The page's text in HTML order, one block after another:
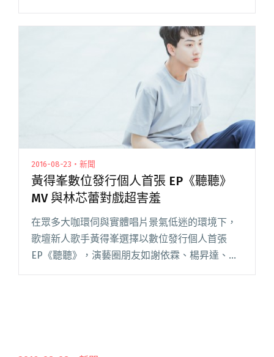
提，沒想到曾昱嘉竟爽快地一口答應，讓黃得峯
感動至極，閱讀全文 "黃得峯首場演出擠爆河岸
留言 輕晨電隋玲、香港歌手李礎業現身支持"
2016-08-23・新聞
黃得峯數位發行個人首張 EP《聽聽》
MV 與林芯蕾對戲超害羞
在眾多大咖環伺與實體唱片景氣低迷的環境下，
歌壇新人歌手黃得峯選擇以數位發行個人首張
EP《聽聽》，演藝圈朋友如謝依霖、楊昇達、楊
銘威、曾昱嘉、大飛、汪綺貓不等人紛紛錄製視